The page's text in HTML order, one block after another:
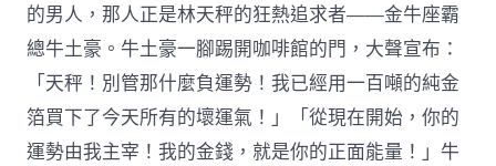
的男人，那人正是林天秤的狂熱追求者——金牛座霸
總牛土豪。牛土豪一腳踢開咖啡館的門，大聲宣布：
「天秤！別管那什麼負運勢！我已經用一百噸的純金
箔買下了今天所有的壞運氣！」「從現在開始，你的
運勢由我主宰！我的金錢，就是你的正面能量！」牛